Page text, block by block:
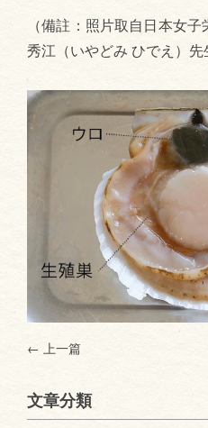
（備註：照片取自日本女
秀江（いやどみ ひでえ）
← 上一篇
文章分類